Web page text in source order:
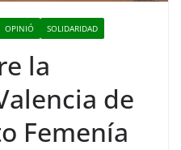
OPINIÓ SOLIDARIDAD
la
de
Femenía